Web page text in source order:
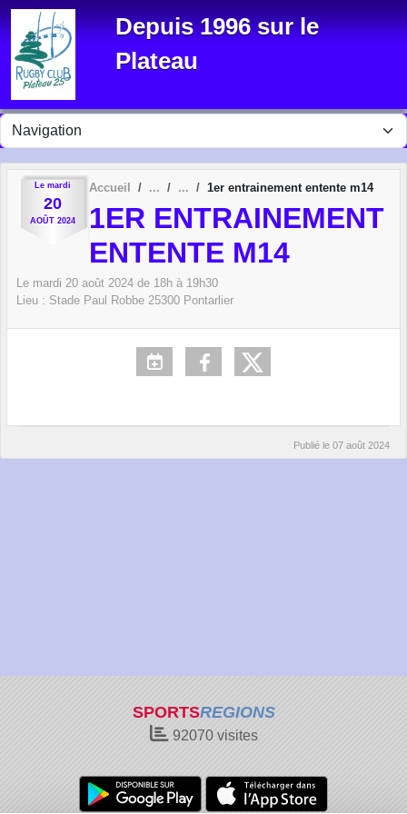
Depuis 1996 sur le
Plateau
Le mardi
20
AOÛT 2024
Accueil 1er entrainement entente m14
1ER ENTRAINEMENT
ENTENTE M14
Le mardi 20 août 2024 de 18h à 19h30
Lieu : Stade Paul Robbe 25300 Pontarlier
Publié le 07 août 2024
SPORTSREGIONS
92070visites
Panneau de gestion des cookies